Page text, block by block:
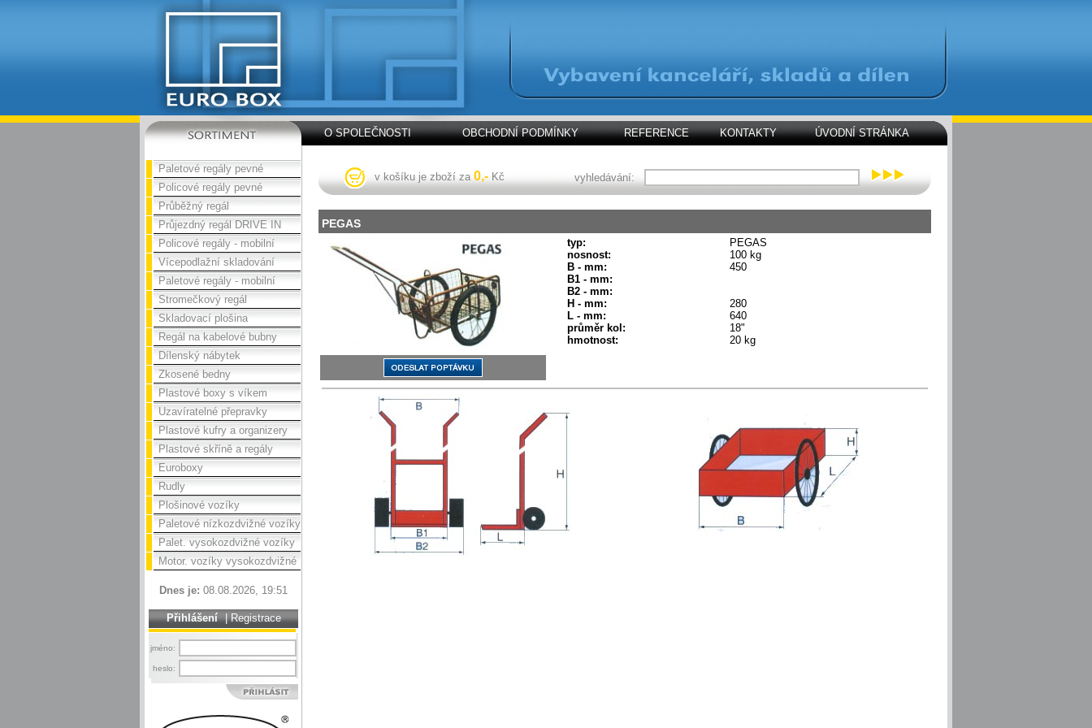
O SPOLEČNOSTI OBCHODNÍ PODMÍNKY REFERENCE KONTAKTY ÚVODNÍ STRÁNKA
Paletové regály pevné
Policové regály pevné
Průběžný regál
Průjezdný regál DRIVE IN
Policové regály - mobilní
Vícepodlažní skladování
Paletové regály - mobilní
Stromečkový regál
Skladovací plošina
Regál na kabelové bubny
Dílenský nábytek
Zkosené bedny
Plastové boxy s víkem
Uzavíratelné přepravky
Plastové kufry a organizery
Plastové skříně a regály
Euroboxy
Rudly
Plošinové vozíky
Paletové nízkozdvižné vozíky
Palet. vysokozdvižné vozíky
Motor. vozíky vysokozdvižné
Dnes je: 08.08.2026, 19:51
Přihlášení |Registrace
jméno:
heslo:
v košíku je zboží za 0,- Kč vyhledávání:
PEGAS
typ:
PEGAS
nosnost:
100 kg
B - mm:
450
B1 - mm:
B2 - mm:
H - mm:
280
L - mm:
640
průměr kol:
18"
hmotnost:
20 kg